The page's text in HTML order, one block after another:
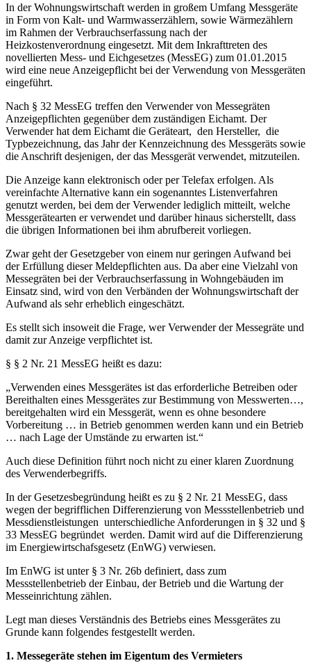
In der Wohnungswirtschaft werden in großem Umfang Messgeräte
in Form von Kalt- und Warmwasserzählern, sowie Wärmezählern
im Rahmen der Verbrauchserfassung nach der
Heizkostenverordnung eingesetzt. Mit dem Inkrafttreten des
novellierten Mess- und Eichgesetzes (MessEG) zum 01.01.2015
wird eine neue Anzeigepflicht bei der Verwendung von Messgeräten
eingeführt.
Nach § 32 MessEG treffen den Verwender von Messegräten
Anzeigepflichten gegenüber dem zuständigen Eichamt. Der
Verwender hat dem Eichamt die Geräteart, den Hersteller, die
Typbezeichnung, das Jahr der Kennzeichnung des Messgeräts sowie
die Anschrift desjenigen, der das Messgerät verwendet, mitzuteilen.
Die Anzeige kann elektronisch oder per Telefax erfolgen. Als
vereinfachte Alternative kann ein sogenanntes Listenverfahren
genutzt werden, bei dem der Verwender lediglich mitteilt, welche
Messgerätearten er verwendet und darüber hinaus sicherstellt, dass
die übrigen Informationen bei ihm abrufbereit vorliegen.
Zwar geht der Gesetzgeber von einem nur geringen Aufwand bei
der Erfüllung dieser Meldepflichten aus. Da aber eine Vielzahl von
Messegräten bei der Verbrauchserfassung in Wohngebäuden im
Einsatz sind, wird von den Verbänden der Wohnungswirtschaft der
Aufwand als sehr erheblich eingeschätzt.
Es stellt sich insoweit die Frage, wer Verwender der Messegräte und
damit zur Anzeige verpflichtet ist.
§ § 2 Nr. 21 MessEG heißt es dazu:
„Verwenden eines Messgerätes ist das erforderliche Betreiben oder
Bereithalten eines Messgerätes zur Bestimmung von Messwerten…,
bereitgehalten wird ein Messgerät, wenn es ohne besondere
Vorbereitung … in Betrieb genommen werden kann und ein Betrieb
… nach Lage der Umstände zu erwarten ist.“
Auch diese Definition führt noch nicht zu einer klaren Zuordnung
des Verwenderbegriffs.
In der Gesetzesbegründung heißt es zu § 2 Nr. 21 MessEG, dass
wegen der begrifflichen Differenzierung von Messstellenbetrieb und
Messdienstleistungen unterschiedliche Anforderungen in § 32 und §
33 MessEG begründet werden. Damit wird auf die Differenzierung
im Energiewirtschafsgesetz (EnWG) verwiesen.
Im EnWG ist unter § 3 Nr. 26b definiert, dass zum
Messstellenbetrieb der Einbau, der Betrieb und die Wartung der
Messeinrichtung zählen.
Legt man dieses Verständnis des Betriebs eines Messgerätes zu
Grunde kann folgendes festgestellt werden.
1. Messegeräte stehen im Eigentum des Vermieters